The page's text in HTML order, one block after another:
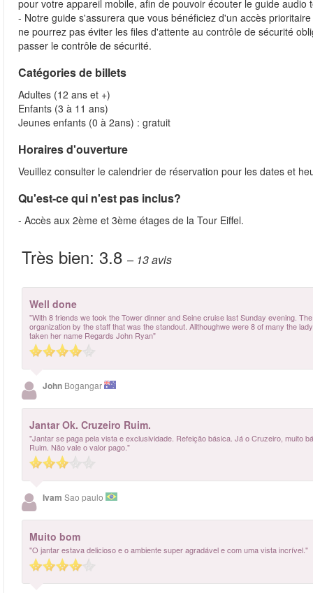
pour votre appareil mobile, afin de pouvoir écouter le guide
- Notre guide s'assurera que vous bénéficiez d'un accès
ne pourrez pas éviter les files d'attente au contrôle de sécurité
passer le contrôle de sécurité.
Catégories de billets
Adultes (12 ans et +)
Enfants (3 à 11 ans)
Jeunes enfants (0 à 2ans) : gratuit
Horaires d'ouverture
Veuillez consulter le calendrier de réservation pour les dates et
Qu'est-ce qui n'est pas inclus?
- Accès aux 2ème et 3ème étages de la Tour Eiffel.
Très bien: 3.8 – 13avis
Well done
"With 8 friends we took the Tower dinner and Seine cruise last Sunday evening.
organization by the staff that was the standout. Allthoughwe were 8 of many the
taken her name Regards John Ryan"
John Bogangar
Jantar Ok. Cruzeiro Ruim.
"Jantar se paga pela vista e exclusividade. Refeição básica. Já o Cruzeiro, muito
Ruim. Não vale o valor pago."
Ivam Sao paulo
Muito bom
"O jantar estava delicioso e o ambiente super agradável e com uma vista incrível."